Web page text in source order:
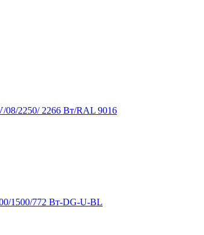
08/2250/ 2266 Bт/RAL 9016
1500/772 Вт-DG-U-BL